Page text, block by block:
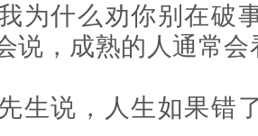
什么劝你别在破
说，成熟的人通常会
说，人生如果错